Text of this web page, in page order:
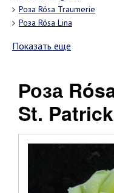
Роза Rósa Traumerie
Роза Rósa Lina
Показать еще
Роза Rósa
St. Patrick